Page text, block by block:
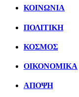
ΚΟΙΝΩΝΙΑ
ΠΟΛΙΤΙΚΗ
ΚΟΣΜΟΣ
ΟΙΚΟΝΟΜΙΚΑ
ΑΠΟΨΗ